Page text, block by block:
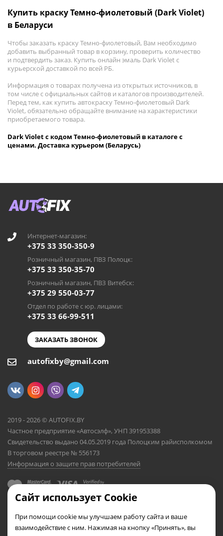
Купить краску Темно-фиолетовый (Dark Violet)
в Беларуси
Чтобы заказать краску Темно-фиолетовый, Вам необходимо
добавить выбранный товар в корзину, проверить количество
и подтвердить заказ. Купить онлайн эмаль Dark Violet с
курьерской доставкой по всей РБ.
Информация о товарах получена из открытых источников, в
том числе с официальных сайтов и каталогов производителей.
Перед тем, как купить автокраску Темно-фиолетовый Dark
Violet, обязательно обращайте внимание на характеристики
приобретаемого товара.
Dark Violet с кодом Темно-фиолетовый в каталоге с
ценами. Доставка курьером (Беларусь)
Интернет-магазин:
+375 33 350-350-9
Розничный магазин, ПВЗ Полоцк:
+375 33 350-35-70
Розничный магазин, ПВЗ Витебск:
+375 29 550-03-77
Отдел по работе с юр. лицами:
+375 33 66-99-511
ЗАКАЗАТЬ ЗВОНОК
autofixby@gmail.com
2019 - 2026 © AUTOFIX.BY
Частное предприятие «Автосэлф», УНП 391953388
Свидетельство выдано 04.05.2019 года Полоцким райисполкомом
В торговом реестре № 556173
Информация о защите прав потребителей
Сайт использует Cookie
При помощи cookie мы улучшаем работу сайта и ваше
взаимодействие с ним. Нажимая на кнопку «Принять», вы